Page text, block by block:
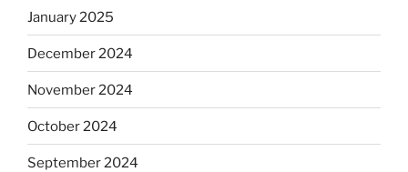
January 2025
December 2024
November 2024
October 2024
September 2024